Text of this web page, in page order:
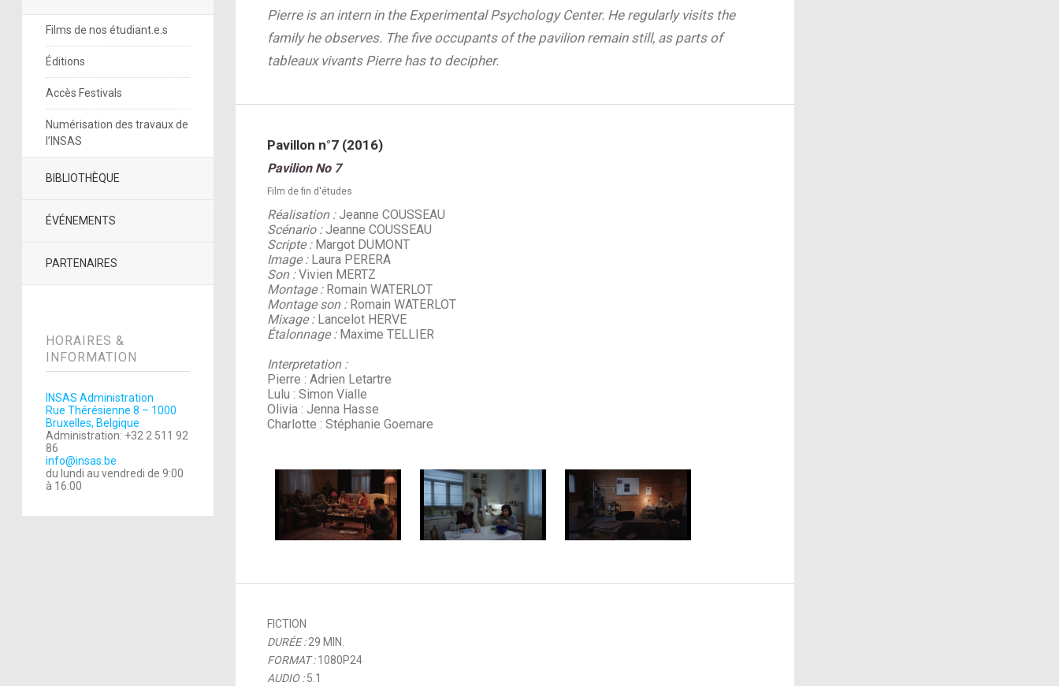
Films de nos étudiant.e.s
Éditions
Accès Festivals
Numérisation des travaux de
l’INSAS
BIBLIOTHÈQUE
ÉVÉNEMENTS
PARTENAIRES
HORAIRES &
INFORMATION
INSAS Administration
Rue Thérésienne 8 – 1000
Bruxelles, Belgique
Administration: +32 2 511 92
86
info@insas.be
du lundi au vendredi de 9:00
à 16:00
Pierre is an intern in the Experimental Psychology Center. He regularly visits the
family he observes. The five occupants of the pavilion remain still, as parts of
tableaux vivants Pierre has to decipher.
Pavillon n°7 (2016)
Pavilion No 7
Film de fin d'études
Réalisation :Jeanne COUSSEAU
Scénario :Jeanne COUSSEAU
Scripte :Margot DUMONT
Image :Laura PERERA
Son :Vivien MERTZ
Montage :Romain WATERLOT
Montage son :Romain WATERLOT
Mixage :Lancelot HERVE
Étalonnage :Maxime TELLIER
Interpretation :
Pierre : Adrien Letartre
Lulu : Simon Vialle
Olivia : Jenna Hasse
Charlotte : Stéphanie Goemare
FICTION
DURÉE :29 MIN.
FORMAT :1080P24
AUDIO :5.1